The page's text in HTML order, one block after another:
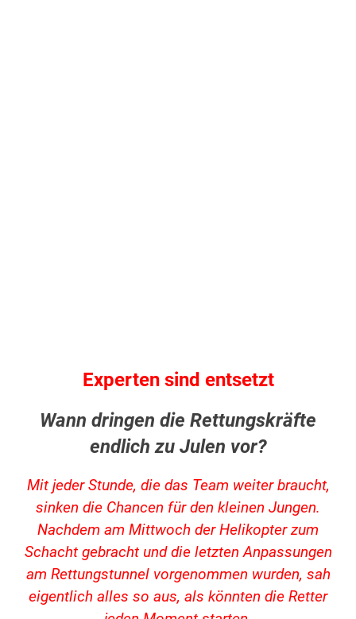
Experten sind entsetzt
Wann dringen die Rettungskräfte
endlich zu Julen vor?
Mit jeder Stunde, die das Team weiter braucht,
sinken die Chancen für den kleinen Jungen.
Nachdem am Mittwoch der Helikopter zum
Schacht gebracht und die letzten Anpassungen
am Rettungstunnel vorgenommen wurden, sah
eigentlich alles so aus, als könnten die Retter